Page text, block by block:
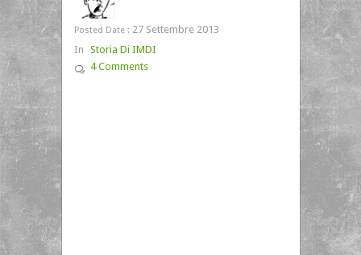
Posted Date : 27 Settembre 2013
In Storia Di IMDI
4 Comments